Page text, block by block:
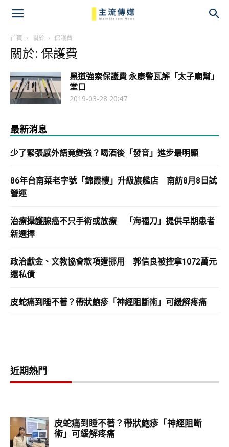
首頁 關於 保護費
關於: 保護費
黑道強索保護費 永康警瓦解「太子廟幫」
堂口
2019-03-28 20:47
最新消息
少了緊張感外語竟變強？喝酒後「發音」進步最明顯
86年台南菜老字號「錦霞樓」升級旗艦店 南紡8月8日試
營運
治療攝護腺癌不只手術或放療 「海福刀」提供早期患者
新選擇
政治獻金、文教協會款項遭挪用 郭信良被控拿1072萬元
還私債
皮蛇痛到睡不著？帶狀皰疹「神經阻斷術」可緩解疼痛
近期熱門